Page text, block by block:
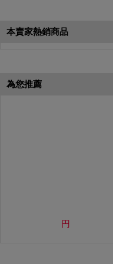
本賣家熱銷商品
為您推薦
円